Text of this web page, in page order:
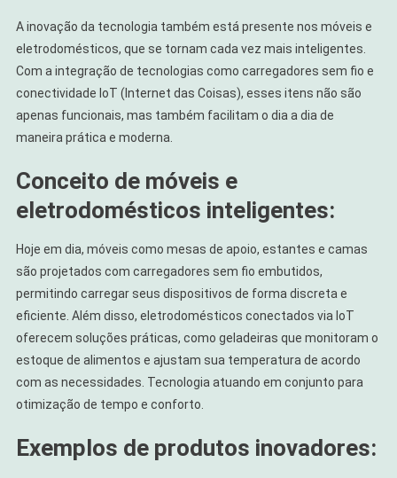
A inovação da tecnologia também está presente nos móveis e
eletrodomésticos, que se tornam cada vez mais inteligentes.
Com a integração de tecnologias como carregadores sem fio e
conectividade IoT (Internet das Coisas), esses itens não são
apenas funcionais, mas também facilitam o dia a dia de
maneira prática e moderna.
Conceito de móveis e
eletrodomésticos inteligentes:
Hoje em dia, móveis como mesas de apoio, estantes e camas
são projetados com carregadores sem fio embutidos,
permitindo carregar seus dispositivos de forma discreta e
eficiente. Além disso, eletrodomésticos conectados via IoT
oferecem soluções práticas, como geladeiras que monitoram o
estoque de alimentos e ajustam sua temperatura de acordo
com as necessidades. Tecnologia atuando em conjunto para
otimização de tempo e conforto.
Exemplos de produtos inovadores: